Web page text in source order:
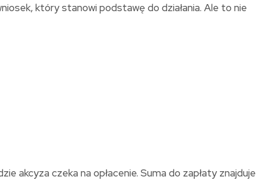
który stanowi podstawę do działania. Ale to nie
akcyza czeka na opłacenie. Suma do zapłaty znajduje